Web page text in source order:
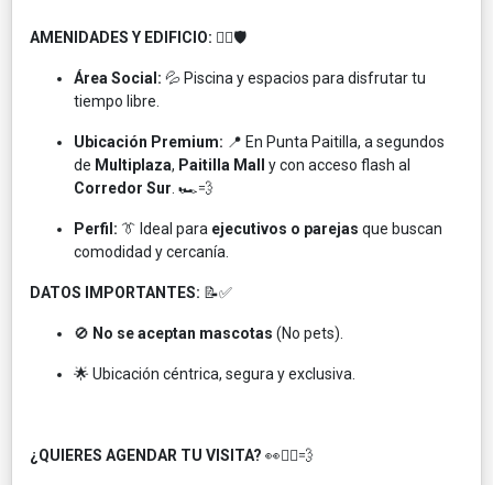
AMENIDADES Y EDIFICIO: 🏊‍♂️🛡️
Área Social: 💦 Piscina y espacios para disfrutar tu
tiempo libre.
Ubicación Premium: 📍 En Punta Paitilla, a segundos
de Multiplaza, Paitilla Mall
y con acceso flash al
Corredor Sur . 🏎️💨
Perfil: 👔 Ideal para ejecutivos o parejas que buscan
comodidad y cercanía.
DATOS IMPORTANTES: 📝✅
🚫 No se aceptan mascotas (No pets).
🌟 Ubicación céntrica, segura y exclusiva.
¿QUIERES AGENDAR TU VISITA? 👀🏃‍♂️💨